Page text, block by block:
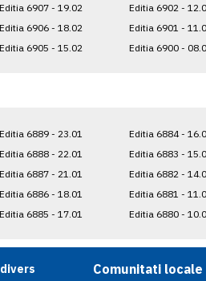
Editia 6907 - 19.02
Editia 6906 - 18.02
Editia 6905 - 15.02
Editia 6902 -
Editia 6901 -
Editia 6900 -
Editia 6889 - 23.01
Editia 6888 - 22.01
Editia 6887 - 21.01
Editia 6886 - 18.01
Editia 6885 - 17.01
Editia 6884 -
Editia 6883 -
Editia 6882 -
Editia 6881 -
Editia 6880 -
Comunitati locale